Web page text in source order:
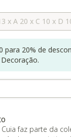
o Tamanho
para 20% de
faz parte da